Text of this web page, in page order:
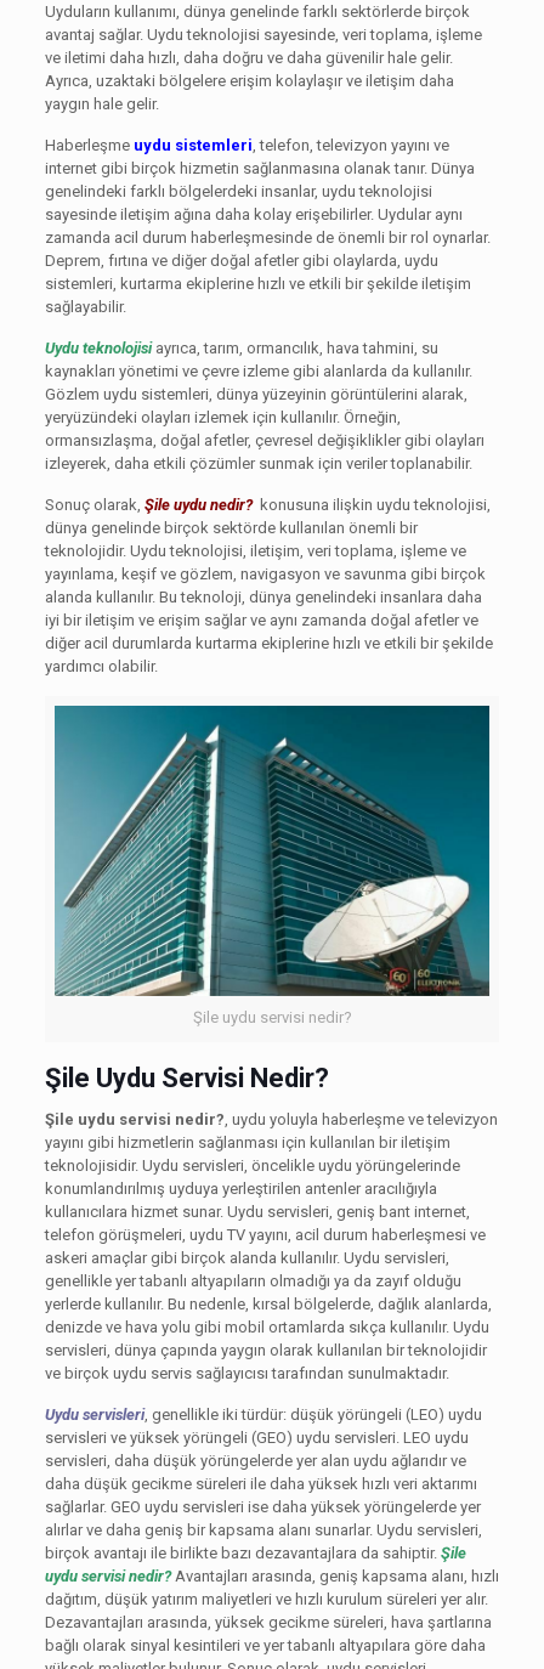
Uyduların kullanımı, dünya genelinde farklı sektörlerde birçok
avantaj sağlar. Uydu teknolojisi sayesinde, veri toplama, işleme
ve iletimi daha hızlı, daha doğru ve daha güvenilir hale gelir.
Ayrıca, uzaktaki bölgelere erişim kolaylaşır ve iletişim daha
yaygın hale gelir.
Haberleşme uydu sistemleri , telefon, televizyon yayını ve
internet gibi birçok hizmetin sağlanmasına olanak tanır. Dünya
genelindeki farklı bölgelerdeki insanlar, uydu teknolojisi
sayesinde iletişim ağına daha kolay erişebilirler. Uydular aynı
zamanda acil durum haberleşmesinde de önemli bir rol oynarlar.
Deprem, fırtına ve diğer doğal afetler gibi olaylarda, uydu
sistemleri, kurtarma ekiplerine hızlı ve etkili bir şekilde iletişim
sağlayabilir.
Uydu teknolojisiayrıca, tarım, ormancılık, hava tahmini, su
kaynakları yönetimi ve çevre izleme gibi alanlarda da kullanılır.
Gözlem uydu sistemleri, dünya yüzeyinin görüntülerini alarak,
yeryüzündeki olayları izlemek için kullanılır. Örneğin,
ormansızlaşma, doğal afetler, çevresel değişiklikler gibi olayları
izleyerek, daha etkili çözümler sunmak için veriler toplanabilir.
Sonuç olarak, Şile uydu nedir?konusuna ilişkin uydu teknolojisi,
dünya genelinde birçok sektörde kullanılan önemli bir
teknolojidir. Uydu teknolojisi, iletişim, veri toplama, işleme ve
yayınlama, keşif ve gözlem, navigasyon ve savunma gibi birçok
alanda kullanılır. Bu teknoloji, dünya genelindeki insanlara daha
iyi bir iletişim ve erişim sağlar ve aynı zamanda doğal afetler ve
diğer acil durumlarda kurtarma ekiplerine hızlı ve etkili bir şekilde
yardımcı olabilir.
Şile uydu servisi nedir?
Şile Uydu Servisi Nedir?
Şile uydu servisi nedir? , uydu yoluyla haberleşme ve televizyon
yayını gibi hizmetlerin sağlanması için kullanılan bir iletişim
teknolojisidir. Uydu servisleri, öncelikle uydu yörüngelerinde
konumlandırılmış uyduya yerleştirilen antenler aracılığıyla
kullanıcılara hizmet sunar. Uydu servisleri, geniş bant internet,
telefon görüşmeleri, uydu TV yayını, acil durum haberleşmesi ve
askeri amaçlar gibi birçok alanda kullanılır. Uydu servisleri,
genellikle yer tabanlı altyapıların olmadığı ya da zayıf olduğu
yerlerde kullanılır. Bu nedenle, kırsal bölgelerde, dağlık alanlarda,
denizde ve hava yolu gibi mobil ortamlarda sıkça kullanılır. Uydu
servisleri, dünya çapında yaygın olarak kullanılan bir teknolojidir
ve birçok uydu servis sağlayıcısı tarafından sunulmaktadır.
Uydu servisleri, genellikle iki türdür: düşük yörüngeli (LEO) uydu
servisleri ve yüksek yörüngeli (GEO) uydu servisleri. LEO uydu
servisleri, daha düşük yörüngelerde yer alan uydu ağlarıdır ve
daha düşük gecikme süreleri ile daha yüksek hızlı veri aktarımı
sağlarlar. GEO uydu servisleri ise daha yüksek yörüngelerde yer
alırlar ve daha geniş bir kapsama alanı sunarlar. Uydu servisleri,
birçok avantajı ile birlikte bazı dezavantajlara da sahiptir. Şile
uydu servisi nedir?Avantajları arasında, geniş kapsama alanı, hızlı
dağıtım, düşük yatırım maliyetleri ve hızlı kurulum süreleri yer alır.
Dezavantajları arasında, yüksek gecikme süreleri, hava şartlarına
bağlı olarak sinyal kesintileri ve yer tabanlı altyapılara göre daha